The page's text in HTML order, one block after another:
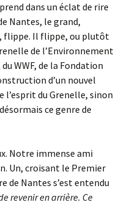
dans un éclat de rire
Nantes, le grand,
flippe. Il flippe, ou plutôt
de l’Environnement
WWF, de la Fondation
d’un nouvel
l’esprit du Grenelle, sinon
ce genre de
Notre immense ami
Un, croisant le Premier
de Nantes s’est entendu
revenir en arrière. Ce